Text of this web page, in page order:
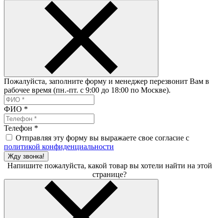
Пожалуйста, заполните форму и менеджер перезвонит Вам в
рабочее время (пн.-пт. с 9:00 до 18:00 по Москве).
ФИО *
Телефон *
Отправляя эту форму вы выражаете свое согласие с
политикой конфиденциальности
Жду звонка!
Напишите пожалуйста, какой товар вы хотели найти на этой
странице?